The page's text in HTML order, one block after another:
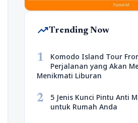
trending_upTrending Now
1
Komodo Island Tour
Perjalanan yang Akan
Menikmati Liburan
2
5 Jenis Kunci Pintu Anti
untuk Rumah Anda